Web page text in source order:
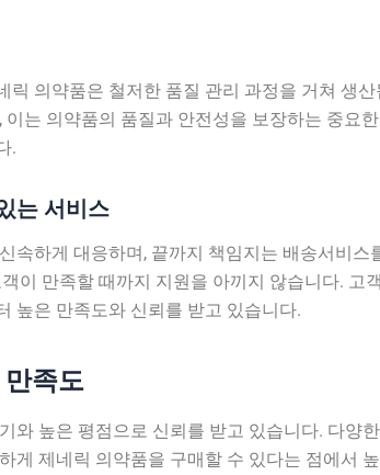
릭 의약품은 철저한 품질 관리 과정을 거쳐 생
는 의약품의 품질과 안전성을 보장하는 중요
.
는 서비스
속하게 대응하며, 끝까지 책임지는 배송서비
이 만족할 때까지 지원을 아끼지 않습니다.
높은 만족도와 신뢰를 받고 있습니다.
족도
와 높은 평점으로 신뢰를 받고 있습니다. 다
게 제네릭 의약품을 구매할 수 있다는 점에서